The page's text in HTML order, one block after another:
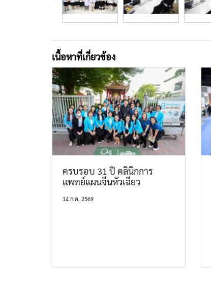
เนื้อหาที่เกี่ยวข้อง
ครบรอบ 31 ปี คลินิกการ
แพทย์แผนจีนหัวเฉียว
14 ก.ค. 2569